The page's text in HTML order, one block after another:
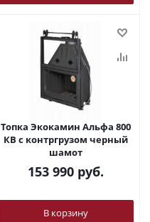
Топка Экокамин Альфа 800
КВ с контргрузом черный
шамот
153 990руб.
В корзину